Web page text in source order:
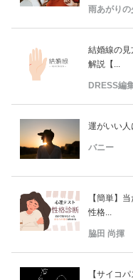
雨あがりの
結婚線の
解説【...
DRESS編
運がいい人
バニー
【簡単】
性格...
脇田 尚揮
【サイコ